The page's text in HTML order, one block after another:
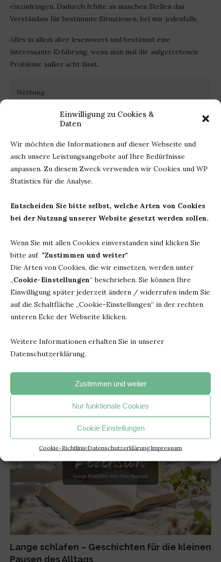
Einwilligung zu Cookies &
Daten
Wir möchten die Informationen auf dieser Webseite und
auch unsere Leistungsangebote auf Ihre Bedürfnisse
anpassen. Zu diesem Zweck verwenden wir Cookies und WP
Statistics für die Analyse.
Entscheiden Sie bitte selbst, welche Arten von Cookies
bei der Nutzung unserer Website gesetzt werden sollen.
Wenn Sie mit allen Cookies einverstanden sind klicken Sie
bitte auf "Zustimmen und weiter"
Die Arten von Cookies, die wir einsetzen, werden unter
„Cookie-Einstellungen“ beschrieben. Sie können Ihre
Einwilligung später jederzeit ändern / widerrufen indem Sie
auf die Schaltfläche „Cookie-Einstellungen“ in der rechten
unteren Ecke der Webseite klicken.
Weitere Informationen erhalten Sie in unserer
Datenschutzerklärung.
Zustimmen und weiter
Nur funktionale Cookies
Cookie Einstellungen
Cookie-RichtlinieDatenschutzerklärungImpressum
einzudringen. Dadurch fehlte an manchen Stellen das
Verständnis für bestimmte Situationen, bei mir jedenfalls.
Alles in allem aber lesenswert und bestimmt eine
interessante Erfahrung, wenn man mal die aufgetretenen
Probleme außer acht lässt.
Werbung
Autor: Eva Rinke
Dublin
Erschienen: 26. Februar 2017
Herausgeber: epubli
ISBN: 978-
3741896149
28. Januar 2019 0 Kommentar
"Jedesmal, wenn du ein Buch fortgelegt hast und beginnst, den
Faden eigener Gedanken zu spinnen, hat das Buch seinen
beabsichtigten Zweck erreicht".
Lange schlafen – Geschichten für die kleinen
Pausen des Alltags